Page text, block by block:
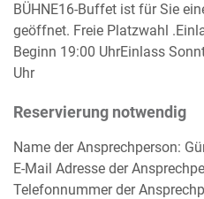
BÜHNE16-Buffet ist für Sie
geöffnet. Freie Platzwahl
Beginn 19:00 UhrEinlass
Uhr
Reservierung notwendig
Name der Ansprechperson:
E-Mail Adresse der
Telefonnummer der